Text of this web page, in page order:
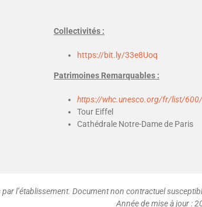
Collectivités :
https://bit.ly/33e8Uoq
Patrimoines Remarquables :
https://whc.unesco.org/fr/list/600/
Tour Eiffel
Cathédrale Notre-Dame de Paris
l’établissement. Document non contractuel
Année de mise à jour :